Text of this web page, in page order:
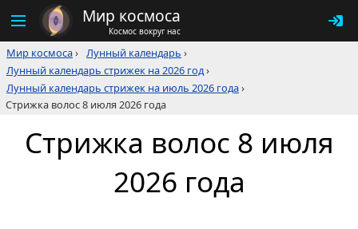
Мир космоса
Космос вокруг нас
Мир космоса› Лунный календарь ›
Лунный календарь стрижек на 2026 год›
Лунный календарь стрижек на июль 2026 года›
Стрижка волос 8 июля 2026 года
Стрижка волос 8 июля
2026 года